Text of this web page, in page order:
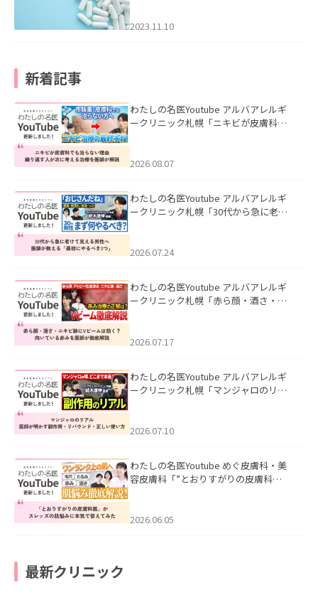
2023.11.10
新着記事
わたしの名医Youtube アルバアレルギ
ークリニック札幌「ニキビが皮膚科で
ました。
2026.08.07
わたしの名医Youtube アルバアレルギ
ークリニック札幌「30代から急に老け
た。
2026.07.24
わたしの名医Youtube アルバアレルギ
ークリニック札幌「赤ら顔・酒さ・ニ
した。
2026.07.17
わたしの名医Youtube アルバアレルギ
ークリニック札幌「マンジャロのリア
た。
2026.07.10
わたしの名医Youtube めぐ皮膚科・美
容皮膚科「”とおりすがりの皮膚科
2026.06.05
最新クリニック